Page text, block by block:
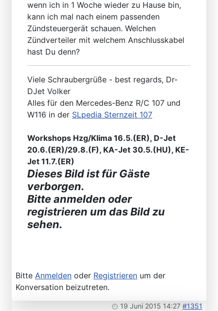
wenn ich in 1 Woche wieder zu Hause bin,
kann ich mal nach einem passenden
Zündsteuergerät schauen. Welchen
Zündverteiler mit welchem Anschlusskabel
hast Du denn?
Viele Schraubergrüße - best regards, Dr-
DJet Volker
Alles für den Mercedes-Benz R/C 107 und
W116 in der SLpedia Sternzeit 107
Workshops Hzg/Klima 16.5.(ER), D-Jet
20.6.(ER)/29.8.(F), KA-Jet 30.5.(HU), KE-
Jet 11.7.(ER)
Dieses Bild ist für Gäste
verborgen.
Bitte anmelden oder
registrieren um das Bild zu
sehen.
Bitte Anmelden oder Registrieren um der
Konversation beizutreten.
19 Juni 2015 14:27 #1351